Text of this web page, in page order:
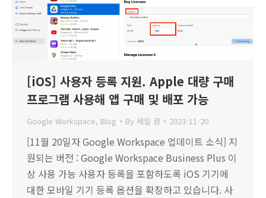
[iOS] 사용자 등록 지원. Apple 대량 구매
프로그램 사용해 앱 구매 및 배포 가능
Google Workspace, Blog By 세일 권 2023-11-20
[11월 20일자 Google Workspace 업데이트 소식] 지
원되는 버전 : Google Workspace Business Plus 이
상 사용 가능 사용자 등록을 포함하도록 iOS 기기에
대한 모바일 기기 등록 옵션을 확장하고 있습니다. 사